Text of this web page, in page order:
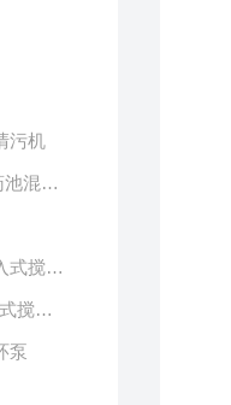
污机
拌器
拌器
拌器
泵